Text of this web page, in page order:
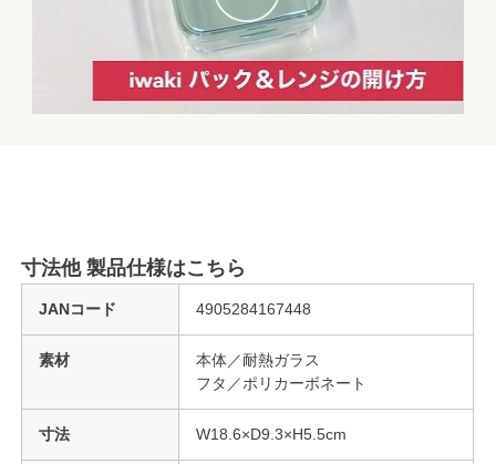
寸法他 製品仕様はこちら
JANコード 4905284167448
素材
本体／耐熱ガラス
フタ／ポリカーボネート
寸法 W18.6×D9.3×H5.5cm